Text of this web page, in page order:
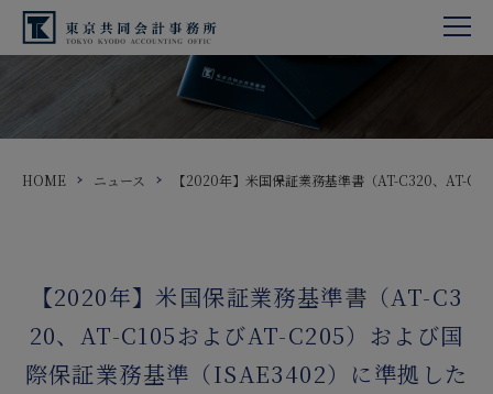
HOME ニュース 【2020年】米国保証業務基準書（AT-C320、AT-
【2020年】米国保証業務基準書（AT-C3
20、AT-C105およびAT-C205）および国
際保証業務基準（ISAE3402）に準拠した